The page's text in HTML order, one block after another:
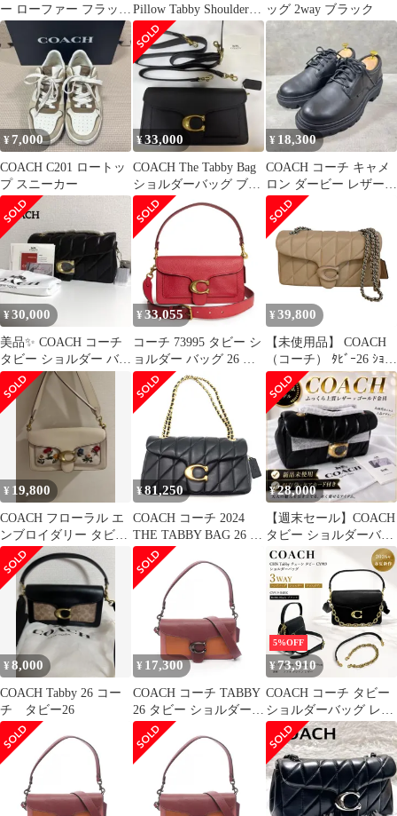
ー ローファー フラット
シューズ 23.5cm
Pillow Tabby Shoulder
Bag 26
ッグ 2way ブラック
¥7,000
COACH C201 ロートッ
プ スニーカー
¥33,000
COACH The Tabby Bag
ショルダーバッグ ブラ
ック 26
¥ 18,300
COACH コーチ キャメ
ロン ダービー レザー
スニーカー CZ075
¥30,000
美品✨ COACH コーチ
タビー ショルダー バッ
グ 26 キルティング 黒
¥ 33,055
コーチ 73995 タビー シ
ョルダー バッグ 26 ポ
リッシュドペブルレザ
ー レッド 2Way 斜め掛
け ハンドバッグ アンテ
ィークゴールド金具
COACH（美品）
¥ 39,800
【未使用品】 COACH
（コーチ） ﾀﾋﾞｰ26 ｼｮﾙ
ﾀﾞｰﾊﾞｯｸﾞ ｷﾙﾃｨﾝｸﾞ ﾁｪｰﾝ
バッグ ショルダー/メッ
センジャーバッグ Beige
ピンク ベージュ CP147
unused:S
¥ 19,800
COACH フローラル エ
ンブロイダリー タビー
26 2WAY ショルダーバ
ッグ
¥81,250
COACH コーチ 2024
THE TABBY BAG 26 タ
ビー ショルダー バッグ
26・キルティング
CP150 B4/BK ブラック
¥28,000
【週末セール】COACH
タビー ショルダーバッ
グ 26キルティングナッ
パレザー
¥8,000
COACH Tabby 26 コー
チ タビー26
¥ 17,300
COACH コーチ TABBY
26 タビー ショルダーバ
ッグ
5%OFF
¥73,910
COACH コーチ タビー
ショルダーバッグ レデ
ィース 3WAY ブラック
レザー CY919 CHN
Tabby チェーンバッグ
ハンドバッグ クロスボ
ディ